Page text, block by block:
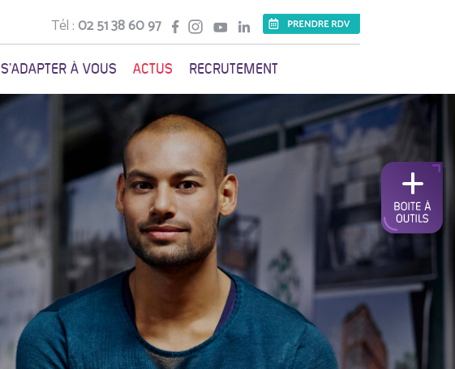
Tél :02 51 38 60 97
S'ADAPTER À VOUS ACTUS RECRUTEMENT